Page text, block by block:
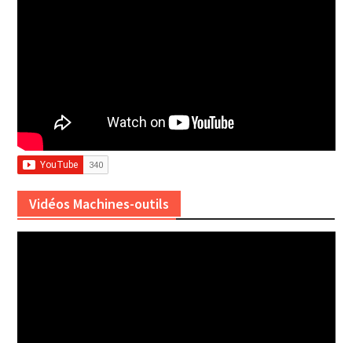
Vidéos Machines-outils